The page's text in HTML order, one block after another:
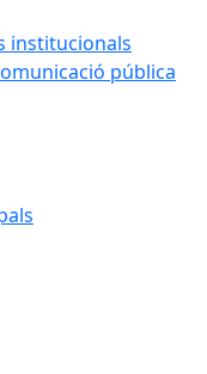
institucionals
pública